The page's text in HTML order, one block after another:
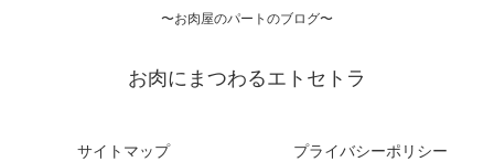
〜お肉屋のパートのブログ〜
お肉にまつわるエトセトラ
サイトマップ プライバシーポリシー